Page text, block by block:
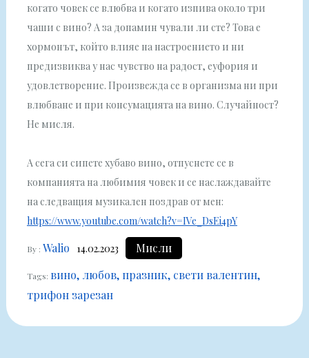
когато човек се влюбва и когато изпива около три
чаши с вино? А за допамин чували ли сте? Това е
хормонът, който влияе на настроението и ни
предизвиква у нас чувство на радост, еуфория и
удовлетворение. Произвежда се в организма ни при
влюбване и при консумацията на вино. Случайност?
Не мисля.
А сега си сипете хубаво вино, отпуснете се в
компанията на любимия човек и се наслаждавайте
на следващия музикален поздрав от мен:
https://www.youtube.com/watch?v=IVe_DsEi4pY
By : Walio 14.02.2023 Мисли
Tags: вино любов празник свети валентин
трифон зарезан